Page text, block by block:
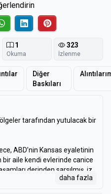
1
Okuma
323
İzlenme
Diğer
Baskıları
tarafından yutulacak bir
ABD’nin Kansas eyaletinin
bir aile kendi evlerinde canice
derinden sarsılmış, iz
bir neden olmaksızın
daha fazla